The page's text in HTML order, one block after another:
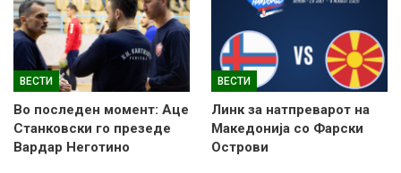
ВЕСТИ
Во последен момент: Аце
Станковски го презеде
Вардар Неготино
ВЕСТИ
Линк за натпреварот на
Македонија со Фарски
Острови